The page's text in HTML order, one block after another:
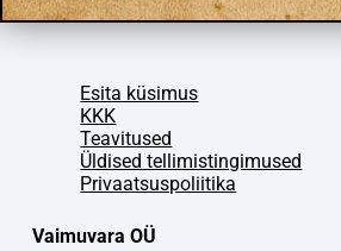
Esita küsimus
KKK
Teavitused
Üldised tellimistingimused
Privaatsuspoliitika
Vaimuvara OÜ